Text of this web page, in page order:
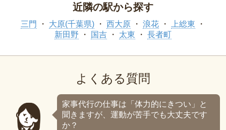
近隣の駅から探す
三門 大原(千葉県) 西大原 浪花
上総東
新田野
国吉 太東 長者町
よくある質問
家事代行の仕事は「体力的にきつい」と
聞きますが、運動が苦手でも大丈夫です
か？